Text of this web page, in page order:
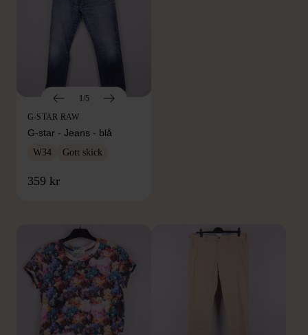
1/5
G-STAR RAW
G-star - Jeans - blå
W34 Gott skick
359 kr
FRÅN SAMMA VARUMÄRKE